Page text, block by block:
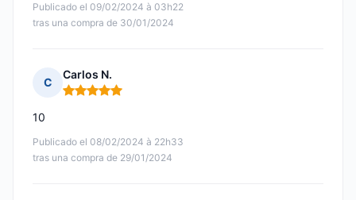
Publicado el 09/02/2024 à 03h22
tras una compra de 30/01/2024
C
Carlos N.
Nota: 5 de 5
Publicado el 08/02/2024 à 22h33
tras una compra de 29/01/2024
10